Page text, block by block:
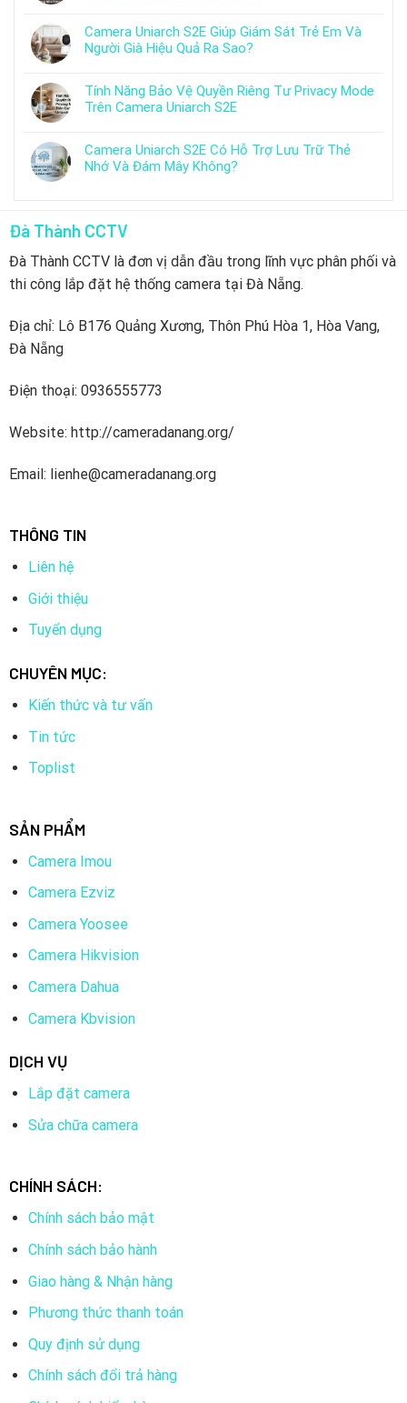
Camera Uniarch S2E Giúp Giám Sát Trẻ Em Và
Người Già Hiệu Quả Ra Sao?
Tính Năng Bảo Vệ Quyền Riêng Tư Privacy Mode
Trên Camera Uniarch S2E
Camera Uniarch S2E Có Hỗ Trợ Lưu Trữ Thẻ
Nhớ Và Đám Mây Không?
Đà Thành CCTV
Đà Thành CCTV là đơn vị dẫn đầu trong lĩnh vực phân phối và
thi công lắp đặt hệ thống camera tại Đà Nẵng.
Địa chỉ: Lô B176 Quảng Xương, Thôn Phú Hòa 1, Hòa Vang,
Đà Nẵng
Điện thoại: 0936555773
Website: http://cameradanang.org/
Email: lienhe@cameradanang.org
THÔNG TIN
Liên hệ
Giới thiệu
Tuyển dụng
CHUYÊN MỤC:
Kiến thức và tư vấn
Tin tức
Toplist
SẢN PHẨM
Camera Imou
Camera Ezviz
Camera Yoosee
Camera Hikvision
Camera Dahua
Camera Kbvision
DỊCH VỤ
Lắp đặt camera
Sửa chữa camera
CHÍNH SÁCH:
Chính sách bảo mật
Chính sách bảo hành
Giao hàng & Nhận hàng
Phương thức thanh toán
Quy định sử dụng
Chính sách đổi trả hàng